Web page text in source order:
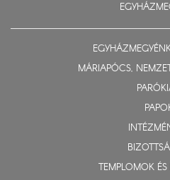
MÁRIAPÓCS,
TEMPLOMOK